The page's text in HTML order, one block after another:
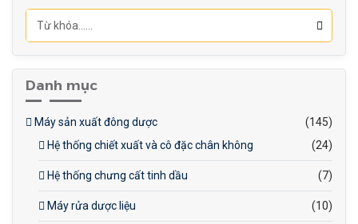
630×265×530mm
Khoảng 29kg
Danh mục
Máy sản xuất đông dược
(145)
Hệ thống chiết xuất và cô đặc chân không
(24)
Hệ thống chưng cất tinh dầu (7)
Máy rửa dược liệu (10)